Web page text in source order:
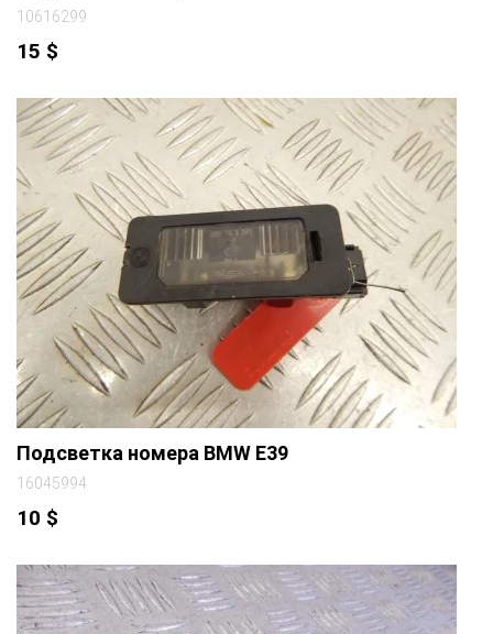
10616299
15 $
Подсветка номера BMW E39
16045994
10 $